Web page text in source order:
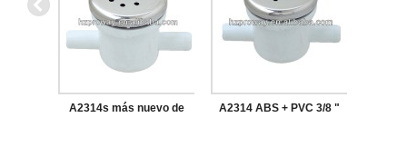
A2314s más nuevo de A2314 ABS + PVC 3/8 "